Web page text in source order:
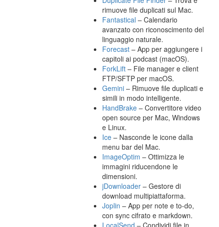
rimuove file duplicati sul Mac.
Fantastical – Calendario
avanzato con riconoscimento del
linguaggio naturale.
Forecast – App per aggiungere i
capitoli ai podcast (macOS).
ForkLift – File manager e client
FTP/SFTP per macOS.
Gemini – Rimuove file duplicati e
simili in modo intelligente.
HandBrake – Convertitore video
open source per Mac, Windows
e Linux.
Ice – Nasconde le icone dalla
menu bar del Mac.
ImageOptim – Ottimizza le
immagini riducendone le
dimensioni.
jDownloader – Gestore di
download multipiattaforma.
Joplin – App per note e to-do,
con sync cifrato e markdown.
LocalSend – Condividi file in